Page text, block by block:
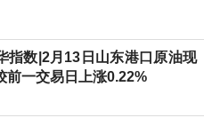
指数|2月13日山东港口原油现
前一交易日上涨0.22%